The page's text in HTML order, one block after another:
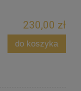
230,00 zł
do koszyka